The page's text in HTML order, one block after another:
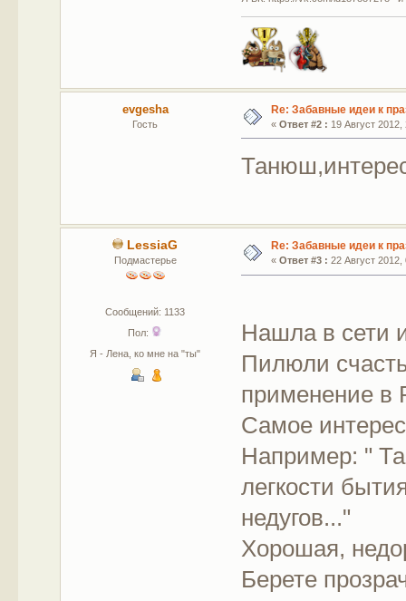
evgesha
Гость
Re: Забавные идеи к
« Ответ #2 : 19 Август 2012,
LessiaG
Подмастерье
Сообщений: 1133
Пол:
Я - Лена, ко мне на "ты"
Re: Забавные идеи к
« Ответ #3 : 22 Август 2012,
Нашла в сети
Пилюли
применение в
Самое
Например: "
легкости
недугов..."
Хорошая,
Берете